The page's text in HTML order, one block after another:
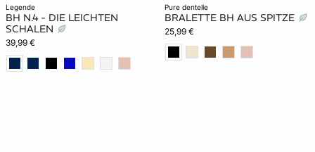
legende
BH N.4 - DIE LEICHTEN
SCHALEN
39,99 €
pure dentelle
BRALETTE BH AUS SPITZE
25,99 €